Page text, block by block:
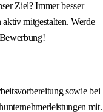
Ziel? Immer besser
mitgestalten. Werde
sowie bei
mit.